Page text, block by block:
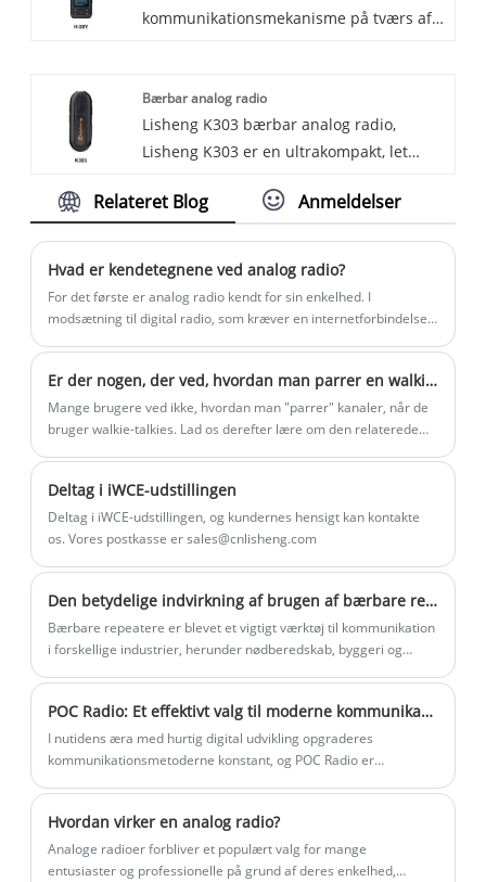
DMR/NXDN trunking-systemer den
øjeblikkelig og pålidelig.
kommunikationsmekanisme på tværs af
applikationer og mellem systemet og
applikationer. Dens kerne består af
udsendelser, broadcast-modtagere og
abonner-model.
Bærbar analog radio
Lisheng K303 bærbar analog radio,
Lisheng K303 er en ultrakompakt, let
komfortabel og praktisk håndfri
stabile ydeevne og lette clip-on-design er
den let og bærbar til at have på hele
dagen. Den har pålidelig lyd, enkel
betjening, flere praktiske funktioner og
stærk holdbarhed, ideel til hoteller,
detailhandel, restauranter, sikkerhed og
daglig kommunikation.
Relateret Blog Anmeldelser
Hvad er kendetegnene ved analog radio?
For det første er analog radio kendt for sin enkelhed. I
modsætning til digital radio, som kræver en internetforbindelse
tilgængelighed har gjort det til et populært valg for landdistrikter
eller dem uden adgang til internettjenester.
Er der nogen, der ved, hvordan man parrer en walkie-talkie med en kanal?
Mange brugere ved ikke, hvordan man "parrer" kanaler, når de
bruger walkie-talkies. Lad os derefter lære om den relaterede
Deltag i iWCE-udstillingen
Deltag i iWCE-udstillingen, og kundernes hensigt kan kontakte
os. Vores postkasse er sales@cnlisheng.com
Den betydelige indvirkning af brugen af ​​bærbare relæer på kommunikation på tværs af forskellige industrier
Bærbare repeatere er blevet et vigtigt værktøj til kommunikation
i forskellige industrier, herunder nødberedskab, byggeri og
pålidelig kommunikation over lange afstande. I de seneste
nyheder har brugen af ​​bærbare repeatere skabt overskrifter for
deres rolle i at forbedre kommunikationsmulighederne i
POC Radio: Et effektivt valg til moderne kommunikation
I nutidens æra med hurtig digital udvikling opgraderes
kommunikationsmetoderne konstant, og POC Radio er
Sammenlignet med traditionelle samtaleanlæg enheder bryder
POC Radio ikke kun igennem afstandsbegrænsninger, men har
også rige intelligente funktioner, hvilket bringer en ny løsning til
Hvordan virker en analog radio?
Analoge radioer forbliver et populært valg for mange
entusiaster og professionelle på grund af deres enkelhed,